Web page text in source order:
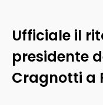
Ufficiale il
presidente
Cragnotti a